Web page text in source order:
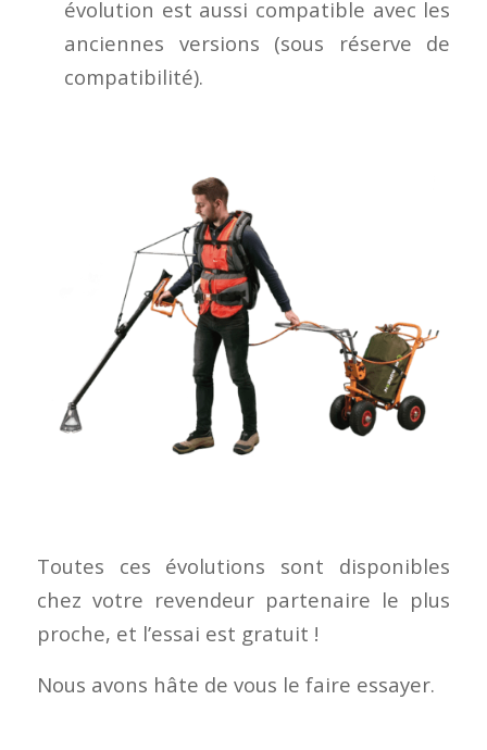
évolution est aussi compatible avec les
anciennes versions (sous réserve de
compatibilité).
Toutes ces évolutions sont disponibles
chez votre revendeur partenaire le plus
proche, et l’essai est gratuit !
Nous avons hâte de vous le faire essayer.